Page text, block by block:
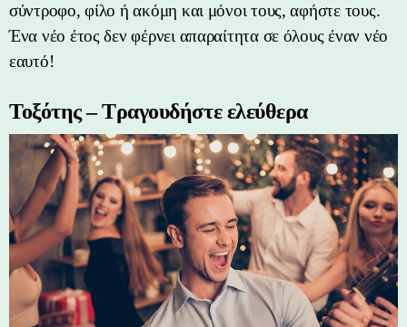
σύντροφο, φίλο ή ακόμη και μόνοι τους, αφήστε τους.
Ένα νέο έτος δεν φέρνει απαραίτητα σε όλους έναν νέο
εαυτό!
Τοξότης – Τραγουδήστε ελεύθερα